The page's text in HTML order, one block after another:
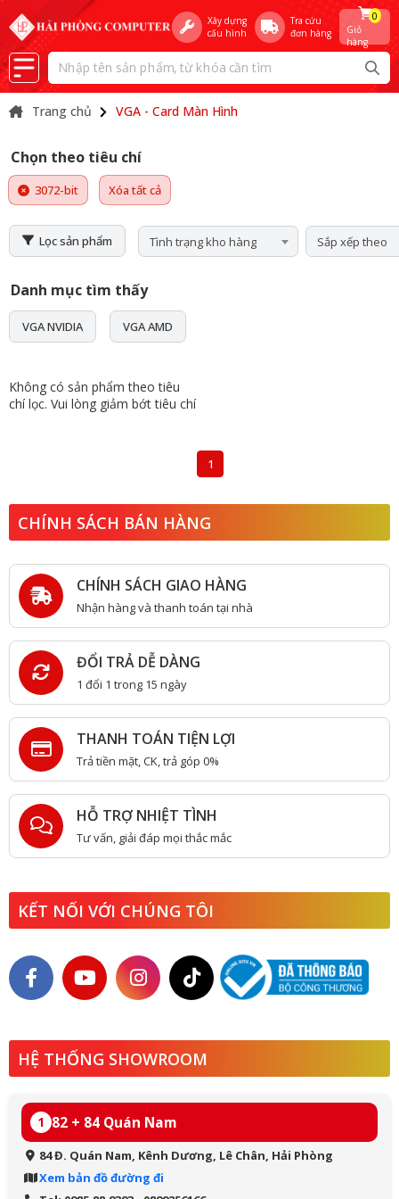
Xây dựng
cấu hình
Tra cứu
đơn hàng
Giỏ
hàng
0
Trang chủ VGA - Card Màn Hình
Chọn theo tiêu chí
3072-bit Xóa tất cả
Lọc sản phẩm Tình trạng kho hàng Sắp xếp theo
Danh mục tìm thấy
VGA NVIDIA VGA AMD
Không có sản phẩm theo tiêu
chí lọc. Vui lòng giảm bớt tiêu chí
1
CHÍNH SÁCH BÁN HÀNG
CHÍNH SÁCH GIAO HÀNG
Nhận hàng và thanh toán tại nhà
ĐỔI TRẢ DỄ DÀNG
1 đổi 1 trong 15 ngày
THANH TOÁN TIỆN LỢI
Trả tiền mặt, CK, trả góp 0%
HỖ TRỢ NHIỆT TÌNH
Tư vấn, giải đáp mọi thắc mắc
KẾT NỐI VỚI CHÚNG TÔI
HỆ THỐNG SHOWROOM
1 82 + 84 Quán Nam
84 Đ. Quán Nam, Kênh Dương, Lê Chân, Hải Phòng
Xem bản đồ đường đi